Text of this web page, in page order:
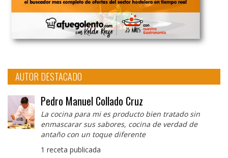
AUTOR DESTACADO
Pedro Manuel Collado Cruz
La cocina para mi es producto bien tratado sin
enmascarar sus sabores, cocina de verdad de
antaño con un toque diferente
1 receta publicada